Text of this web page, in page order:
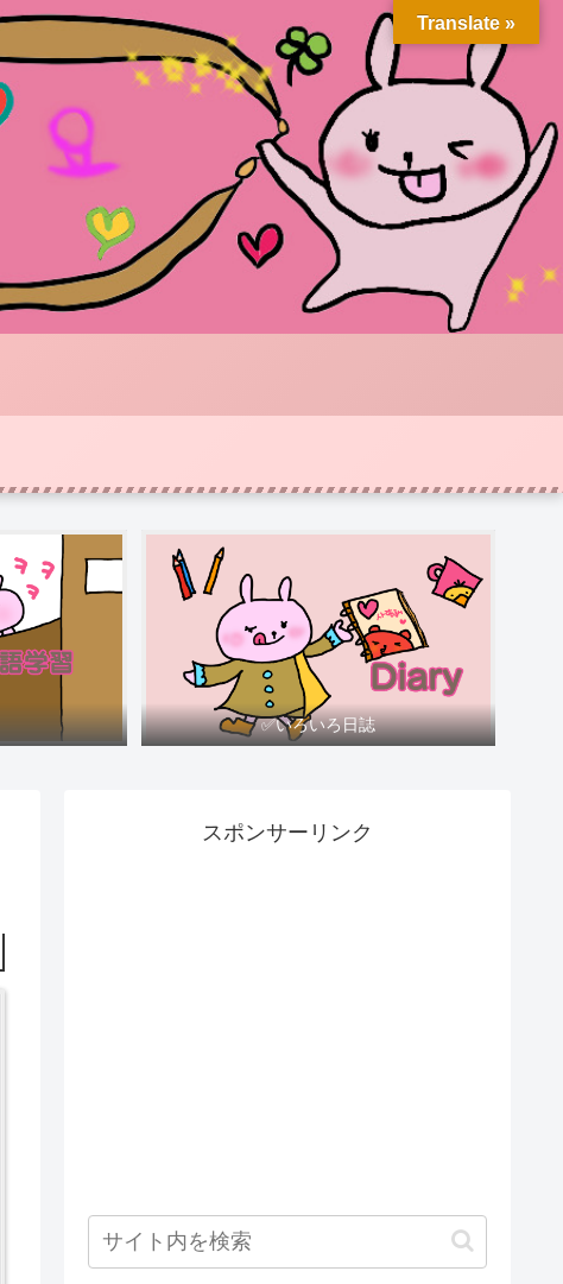
✅いろいろ日誌
スポンサーリンク
Translate »